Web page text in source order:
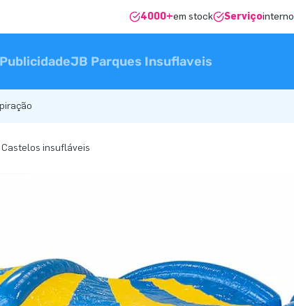
4000+em stock Serviçointerno
JB Parques Insuflaveis
insufláveis